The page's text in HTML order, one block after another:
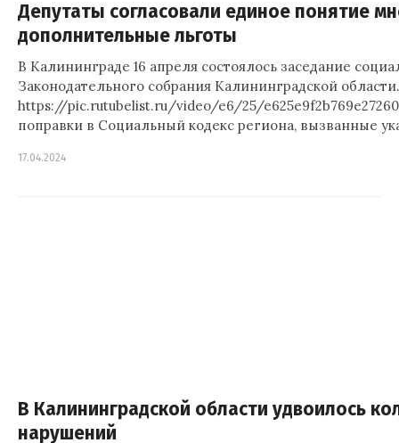
Депутаты согласовали единое понятие
дополнительные льготы
В Калининграде 16 апреля состоялось заседание
Законодательного собрания Калининградской
https://pic.rutubelist.ru/video/e6/25/
поправки в Социальный кодекс региона, вызванные
17.04.2024
В Калининградской области удвоилось
нарушений